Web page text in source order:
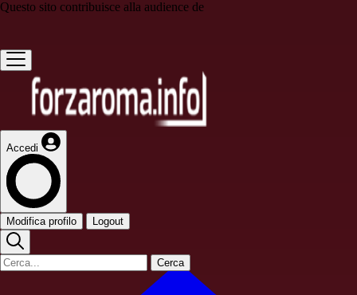
Questo sito contribuisce alla audience de
Accedi
Modifica profilo Logout
Cerca